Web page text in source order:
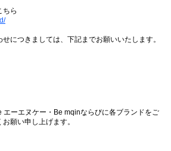
ちら
につきましては、下記までお願いいたします。
ーエヌケー・Be mqinならびに各ブランドをご
願い申し上げます。